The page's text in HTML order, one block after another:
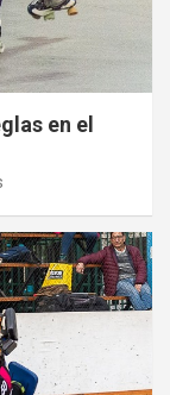
en el